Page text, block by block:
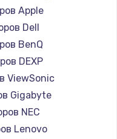
Apple
Dell
BenQ
DEXP
ViewSonic
Gigabyte
NEC
Lenovo